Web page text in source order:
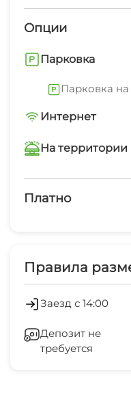
Опции
Парковка
Парковка
Интернет
Wi-Fi
На территории
Интернет
Платно
СВЧ
Правила
Заезд с 14:00
Депозит не
требуется